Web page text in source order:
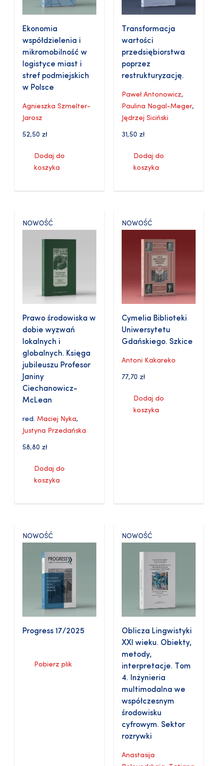
Ekonomia
współdzielenia i
mikromobilność w
logistyce miast i
stref podmiejskich
w Polsce
Agnieszka Szmelter-
Jarosz
52,50 zł
Dodaj do
koszyka
Transformacja
wartości
przedsiębiorstwa
poprzez
restrukturyzację.
Paweł Antonowicz,
Paulina Nogal-Meger,
Jędrzej Siciński
31,50 zł
Dodaj do
koszyka
NOWOŚĆ
Prawo środowiska w
dobie wyzwań
lokalnych i
globalnych. Księga
jubileuszu Profesor
Janiny
Ciechanowicz-
McLean
red. Maciej Nyka,
Justyna Przedańska
58,80 zł
Dodaj do
koszyka
NOWOŚĆ
Cymelia Biblioteki
Uniwersytetu
Gdańskiego. Szkice
Antoni Kakareko
77,70 zł
Dodaj do
koszyka
NOWOŚĆ
Progress 17/2025
Pobierz plik
NOWOŚĆ
Oblicza Lingwistyki
XXI wieku. Obiekty,
metody,
interpretacje. Tom
4. Inżynieria
multimodalna we
współczesnym
środowisku
cyfrowym. Sektor
rozrywki
Anastasija